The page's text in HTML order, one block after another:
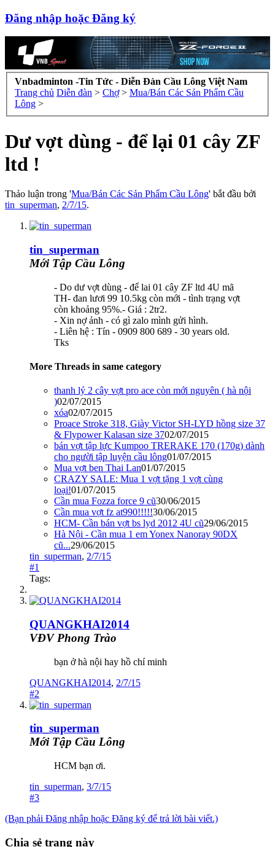
Đăng nhập hoặc Đăng ký
Vnbadminton -Tin Tức - Diễn Đàn Cầu Lông Việt Nam
Trang chủ Diễn đàn > Chợ > Mua/Bán Các Sản Phẩm Cầu
Lông >
Dư vợt dùng - để lại 01 cây ZF
ltd !
Thảo luận trong 'Mua/Bán Các Sản Phẩm Cầu Lông' bắt đầu bởi
tin_superman, 2/7/15.
tin_superman
Mới Tập Cầu Lông
- Do dư vợt dùng - để lai 01 cây ZF ltd 4U mã
TH- đan lươi 99 10.5kg còn mới - tình trạng vợt
còn khoảng 95%.- Giá : 2tr2.
- Xin nợ ảnh - có gì zalo mình gửi hình.
- Liên hệ : Tín - 0909 800 689 - 30 years old.
Tks
More Threads in same category
thanh lý 2 cây vợt pro ace còn mới nguyên ( hà nội
)02/07/2015
xóa02/07/2015
Proace Stroke 318, Giày Victor SH-LYD hồng size 37
& Flypower Kalasan size 3702/07/2015
bán vợt tập lực Kumpoo TRERAKE 170 (170g) dành
cho người tập luyện cầu lông01/07/2015
Mua vợt ben Thai Lan01/07/2015
CRAZY SALE: Mua 1 vợt tặng 1 vợt cùng
loại!01/07/2015
Cần mua Fozza force 9 cũ30/06/2015
Cần mua vợt fz at990!!!!!30/06/2015
HCM- Cần bán vợt bs lyd 2012 4U cũ29/06/2015
Hà Nội - Cần mua 1 em Yonex Nanoray 90DX
cũ...29/06/2015
tin_superman, 2/7/15
#1
Tags:
QUANGKHAI2014
VĐV Phong Trào
bạn ở hà nội hay hồ chí minh
QUANGKHAI2014, 2/7/15
#2
tin_superman
Mới Tập Cầu Lông
HCM bạn ơi.
tin_superman, 3/7/15
#3
(Bạn phải Đăng nhập hoặc Đăng ký để trả lời bài viết.)
Chia sẻ trang này